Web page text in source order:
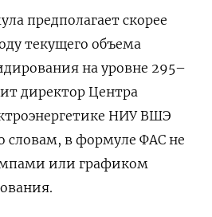
предполагает скорее
текущего объема
на уровне 295–
директор Центра
НИУ ВШЭ
словам, в формуле ФАС не
или графиком